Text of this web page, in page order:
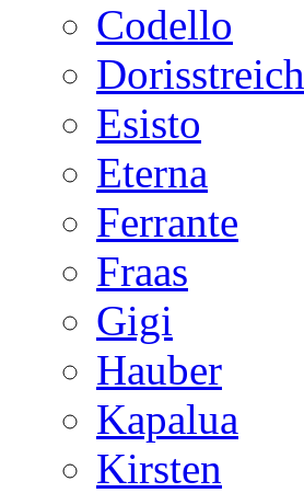
Codello
Dorisstreich
Esisto
Eterna
Ferrante
Fraas
Gigi
Hauber
Kapalua
Kirsten